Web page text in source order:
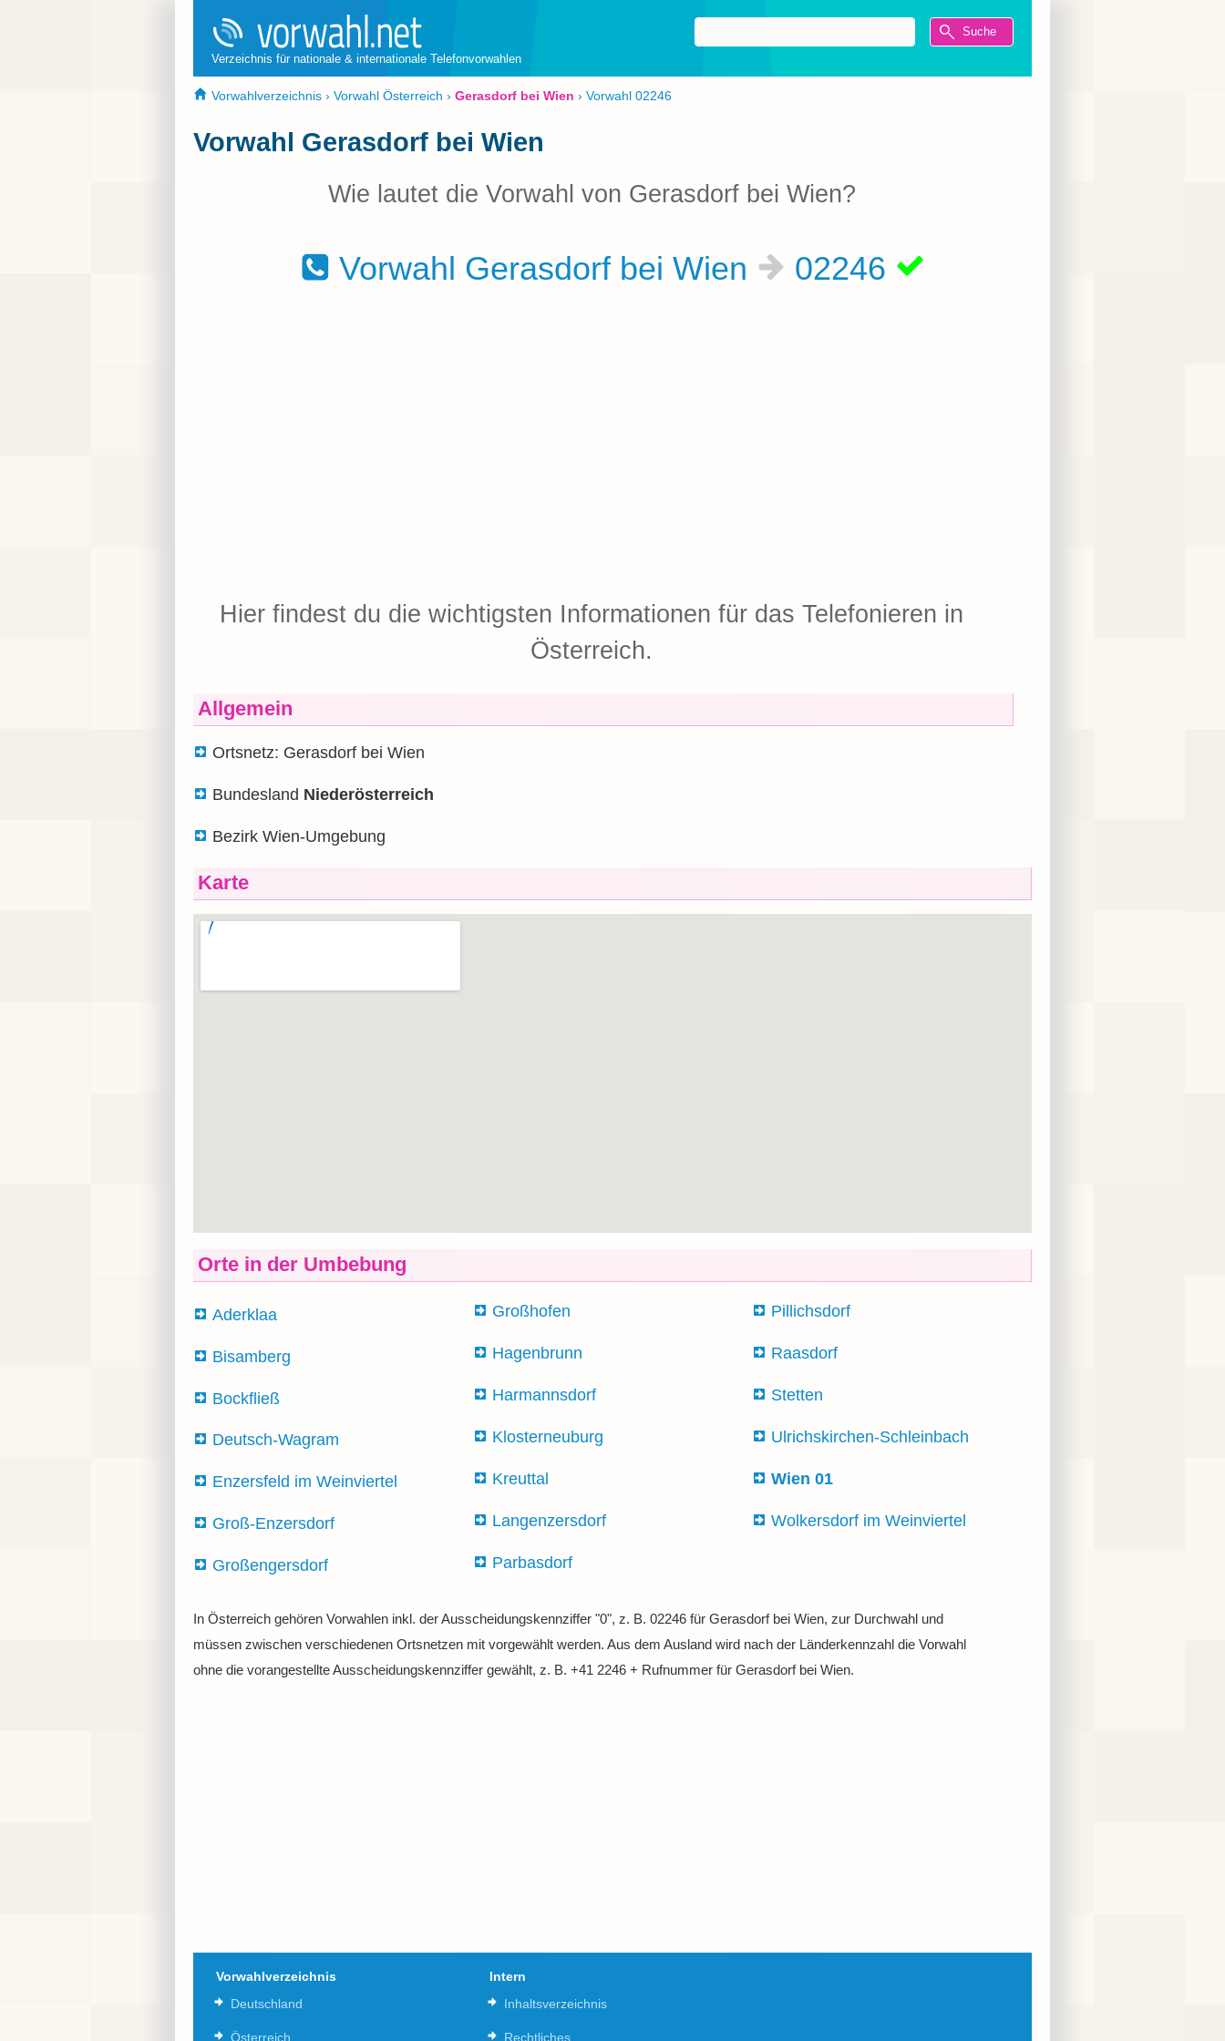
Verzeichnis für nationale & internationale Telefonvorwahlen
Vorwahlverzeichnis › Vorwahl Österreich › Gerasdorf bei Wien › Vorwahl 02246
Vorwahl Gerasdorf bei Wien
Wie lautet die Vorwahl von Gerasdorf bei Wien?
Vorwahl Gerasdorf bei Wien 02246
Hier findest du die wichtigsten Informationen für das Telefonieren in
Österreich.
Allgemein
Ortsnetz: Gerasdorf bei Wien
Bundesland Niederösterreich
Bezirk Wien-Umgebung
Karte
Orte in der Umbebung
Aderklaa
Bisamberg
Bockfließ
Deutsch-Wagram
Enzersfeld im Weinviertel
Groß-Enzersdorf
Großengersdorf
Großhofen
Hagenbrunn
Harmannsdorf
Klosterneuburg
Kreuttal
Langenzersdorf
Parbasdorf
Pillichsdorf
Raasdorf
Stetten
Ulrichskirchen-Schleinbach
Wien 01
Wolkersdorf im Weinviertel
In Österreich gehören Vorwahlen inkl. der Ausscheidungskennziffer "0", z. B. 02246 für Gerasdorf bei Wien, zur Durchwahl und
müssen zwischen verschiedenen Ortsnetzen mit vorgewählt werden. Aus dem Ausland wird nach der Länderkennzahl die Vorwahl
ohne die vorangestellte Ausscheidungskennziffer gewählt, z. B. +41 2246 + Rufnummer für Gerasdorf bei Wien.
Vorwahlverzeichnis
Deutschland
Österreich
Intern
Inhaltsverzeichnis
Rechtliches